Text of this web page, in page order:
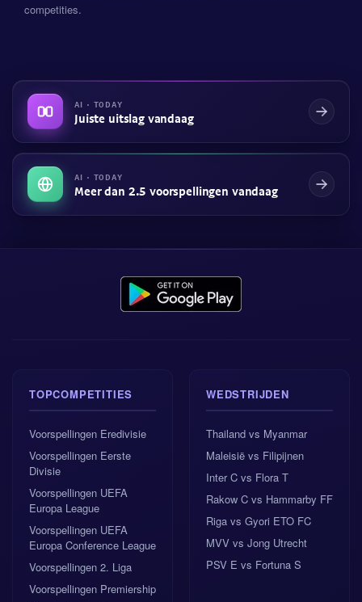
competities.
AI · TODAY
Juiste uitslag vandaag
AI · TODAY
Meer dan 2.5 voorspellingen vandaag
TOPCOMPETITIES
Voorspellingen Eredivisie
Voorspellingen Eerste
Divisie
Voorspellingen UEFA
Europa League
Voorspellingen UEFA
Europa Conference League
Voorspellingen 2. Liga
Voorspellingen Premiership
WEDSTRIJDEN
Thailand vs Myanmar
Maleisië vs Filipijnen
Inter C vs Flora T
Rakow C vs Hammarby FF
Riga vs Gyori ETO FC
MVV vs Jong Utrecht
PSV E vs Fortuna S